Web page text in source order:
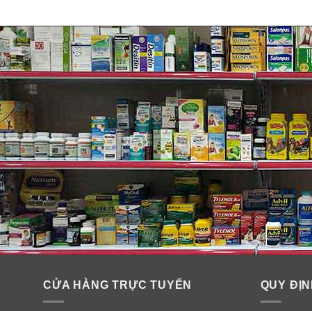
Tại sao bạn lại tin dùng Gold
Bởi sản phẩm này được xây dựng và phát triển tại
của Optimum Nutrition.
CỬA HÀNG TRỰC TUYẾN QUY